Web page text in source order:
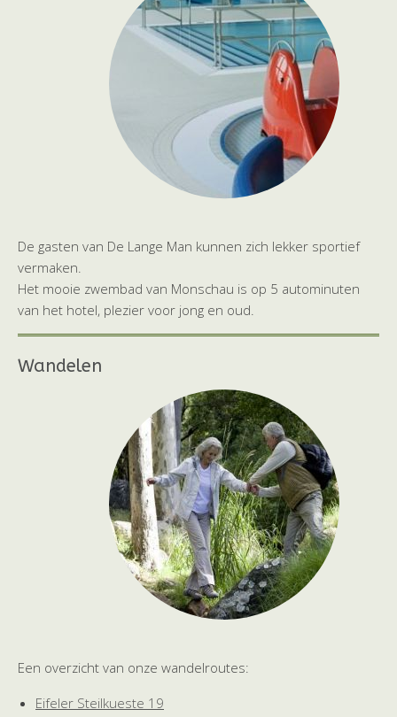
De gasten van De Lange Man kunnen zich lekker sportief
vermaken.
Het mooie zwembad van Monschau is op 5 autominuten
van het hotel, plezier voor jong en oud.
Wandelen
Een overzicht van onze wandelroutes:
Eifeler Steilkueste 19